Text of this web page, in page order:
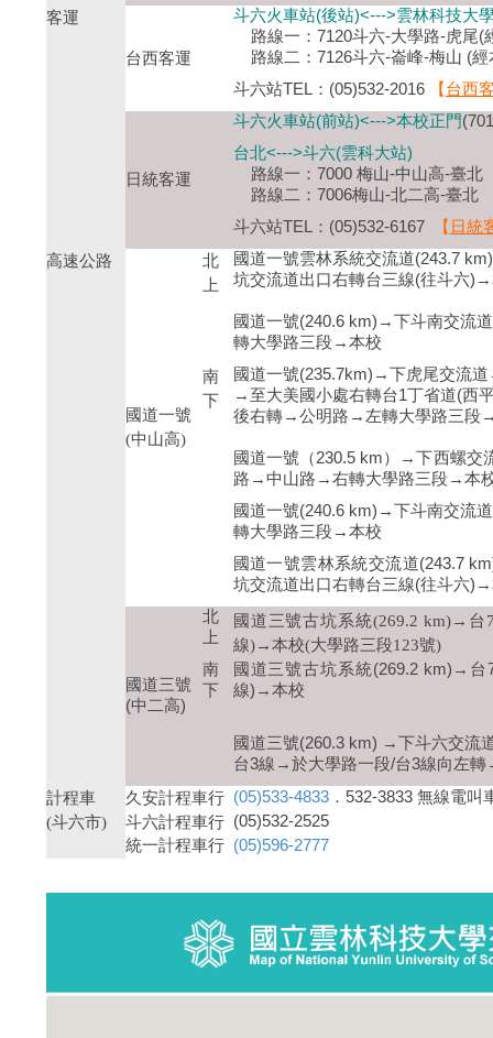
客運
台西客運
斗六火車站(後站)<--->雲林科技大
路線一：7120斗六-大學路-虎尾(
路線二：7126斗六-崙峰-梅山 (經
斗六站TEL：(05)532-2016
【 台西
日統客運
斗六火車站(前站)<--->本校正門
台北<--->斗六(雲科大站)
路線一：7000 梅山-中山高-臺北
路線二：7006梅山-北二高-臺北
斗六站TEL：(05)532-6167
【 日統
高速公路
國道一號
(中山高)
北
上
國道一號雲林系統交流道(243.7
坑交流道出口右轉台三線(往斗六
國道一號(240.6 km)→下斗南交
轉大學路三段→本校
南
下
國道一號(235.7km)→下虎尾交流
→至大美國小處右轉台1丁省道(西
後右轉→公明路→左轉大學路三段
國道一號（230.5 km）→下西螺
路→中山路→右轉大學路三段→本
國道一號(240.6 km)→下斗南交
轉大學路三段→本校
國道一號雲林系統交流道(243.7
坑交流道出口右轉台三線(往斗六
國道三號
(中二高)
北
上
國道三號古坑系統(269.2 km)→
線)→本校(大學路三段123號)
南
下
國道三號古坑系統(269.2 km)→
線)→本校
國道三號(260.3 km) →下斗六交
台3線→於大學路一段/台3線向左
計程車
(斗六市)
久安計程車行 (05)533-4833．532-3833 無線電叫
斗六計程車行 (05)532-2525
統一計程車行 (05)596-2777